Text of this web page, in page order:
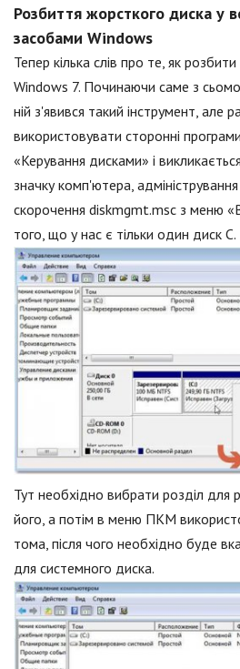
Розбиття жорсткого диска у
засобами Windows
Тепер кілька слів про те, як
Windows 7. Починаючи саме з
ній з'явився такий інструмент, але
використовувати сторонні
«Керування дисками» і
значку комп'ютера,
скорочення diskmgmt.msc з меню
того, що у нас є тільки один диск С.
Тут необхідно вибрати розділ для
його, а потім в меню ПКМ
тома, після чого необхідно буде
для системного диска.